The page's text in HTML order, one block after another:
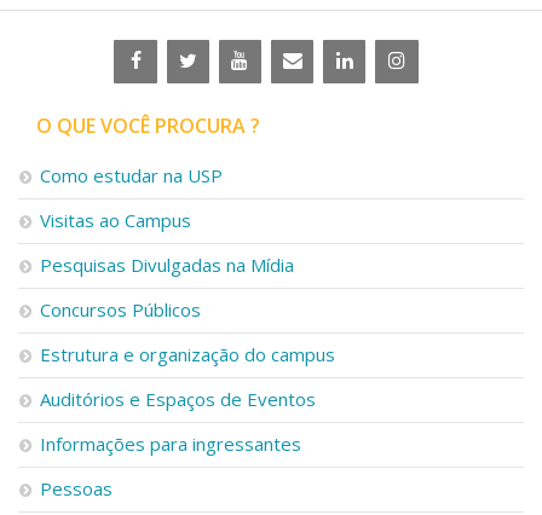
O QUE VOCÊ PROCURA ?
Como estudar na USP
Visitas ao Campus
Pesquisas Divulgadas na Mídia
Concursos Públicos
Estrutura e organização do campus
Auditórios e Espaços de Eventos
Informações para ingressantes
Pessoas